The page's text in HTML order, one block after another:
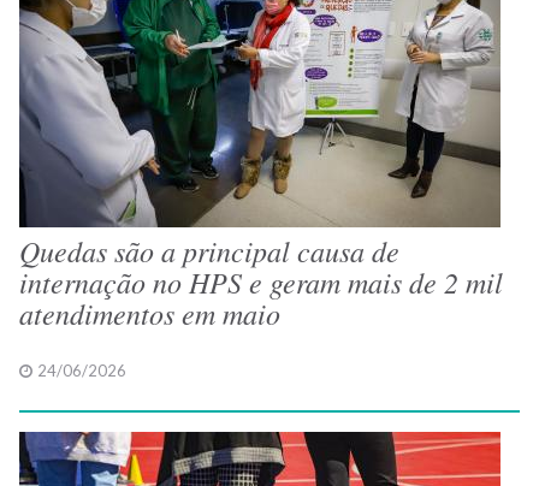
Quedas são a principal causa de
internação no HPS e geram mais de 2 mil
atendimentos em maio
24/06/2026